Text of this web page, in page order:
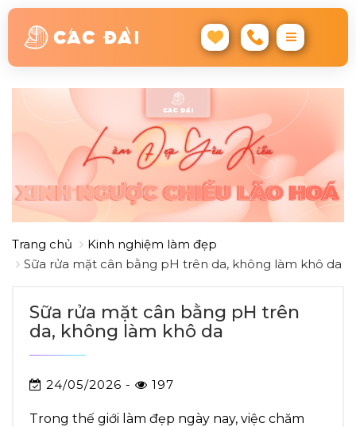
Trang chủ
Kinh nghiệm làm đẹp
Sữa rửa mặt cân bằng pH trên da, không làm khô da
Sữa rửa mặt cân bằng pH trên
da, không làm khô da
24/05/2026 - 197
Trong thế giới làm đẹp ngày nay, việc chăm